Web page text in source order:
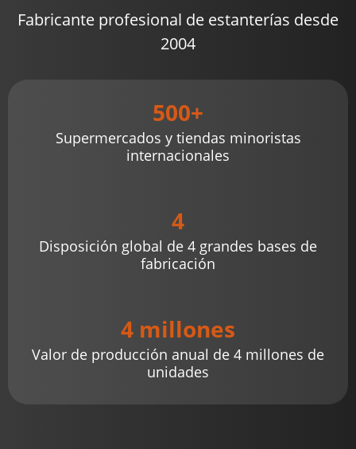
Fabricante profesional de estanterías desde
2004
500+
Supermercados y tiendas minoristas
internacionales
4
Disposición global de 4 grandes bases de
fabricación
4 millones
Valor de producción anual de 4 millones de
unidades